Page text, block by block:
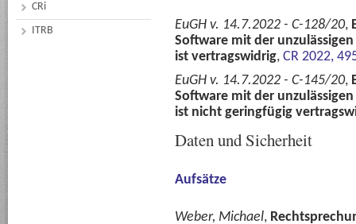
CRi
ITRB
EuGH v. 14.7.2022 - C-128/20,
Software mit der
ist vertragswidrig, CR 2022,
EuGH v. 14.7.2022 - C-145/20,
Software mit der
ist nicht geringfügig
Daten und Sicherheit
Aufsätze
Weber, Michael,